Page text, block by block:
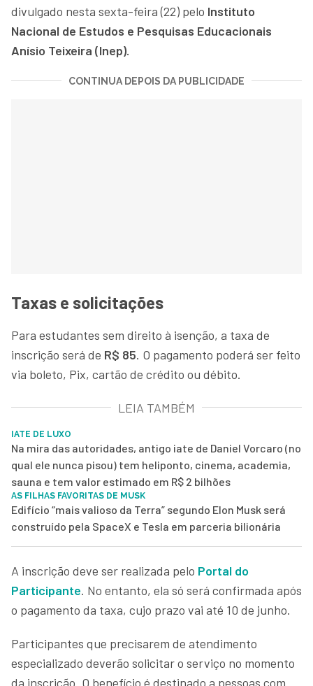
divulgado nesta sexta-feira (22) pelo Instituto
Nacional de Estudos e Pesquisas Educacionais
Anísio Teixeira (Inep).
CONTINUA DEPOIS DA PUBLICIDADE
Taxas e solicitações
Para estudantes sem direito à isenção, a taxa de
inscrição será de R$ 85. O pagamento poderá ser feito
via boleto, Pix, cartão de crédito ou débito.
LEIA TAMBÉM
IATE DE LUXO
Na mira das autoridades, antigo iate de Daniel Vorcaro (no
qual ele nunca pisou) tem heliponto, cinema, academia,
sauna e tem valor estimado em R$ 2 bilhões
AS FILHAS FAVORITAS DE MUSK
Edifício “mais valioso da Terra” segundo Elon Musk será
construído pela SpaceX e Tesla em parceria bilionária
A inscrição deve ser realizada pelo Portal do
Participante. No entanto, ela só será confirmada após
o pagamento da taxa, cujo prazo vai até 10 de junho.
Participantes que precisarem de atendimento
especializado deverão solicitar o serviço no momento
da inscrição. O benefício é destinado a pessoas com